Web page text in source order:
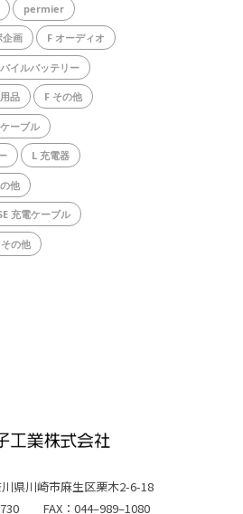
permier
企画 F オーディオ
イルバッテリー
品 F その他
ーブル
L 充電器
他
充電ケーブル
その他
県川崎市麻生区栗木2-6-18
FAX：044–989–1080